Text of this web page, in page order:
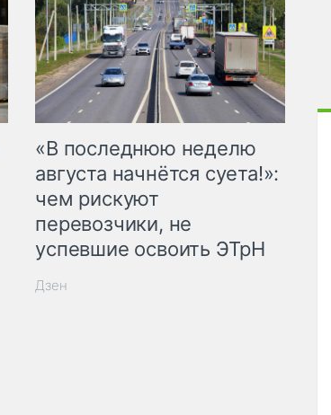
«В последнюю неделю
августа начнётся суета!»:
чем рискуют
перевозчики, не
успевшие освоить ЭТрН
Дзен